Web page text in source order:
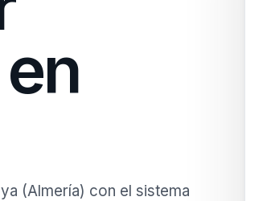
(Almería) con el sistema